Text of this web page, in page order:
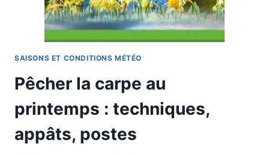
TAILLES
SAISONS ET CONDITIONS MÉTÉO
Pêcher la carpe au
printemps : techniques,
appâts, postes